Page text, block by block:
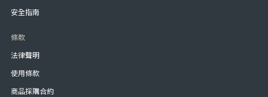
安全指南
條款
法律聲明
使用條款
商品採購合約